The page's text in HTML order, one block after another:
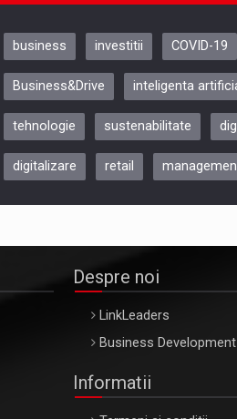
ARTEMIS LETO,
Oradea – 8 Oct 2026
business investitii COVID-19
Business&Drive inteligenta
tehnologie sustenabilitate
digitalizare retail
Despre noi
LinkLeaders
Business Development
Informatii